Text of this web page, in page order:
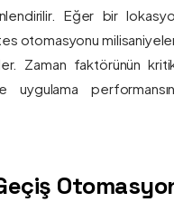
Eğer bir
otomasyonu
Zaman faktörünün